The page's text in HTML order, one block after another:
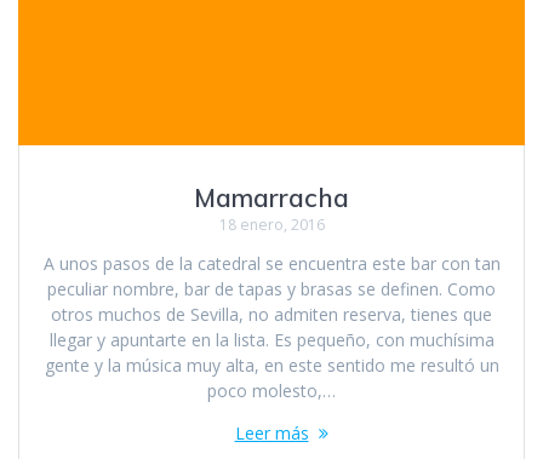
Mamarracha
18 enero, 2016
A unos pasos de la catedral se encuentra este bar con tan
peculiar nombre, bar de tapas y brasas se definen. Como
otros muchos de Sevilla, no admiten reserva, tienes que
llegar y apuntarte en la lista. Es pequeño, con muchísima
gente y la música muy alta, en este sentido me resultó un
poco molesto,…
Leer más